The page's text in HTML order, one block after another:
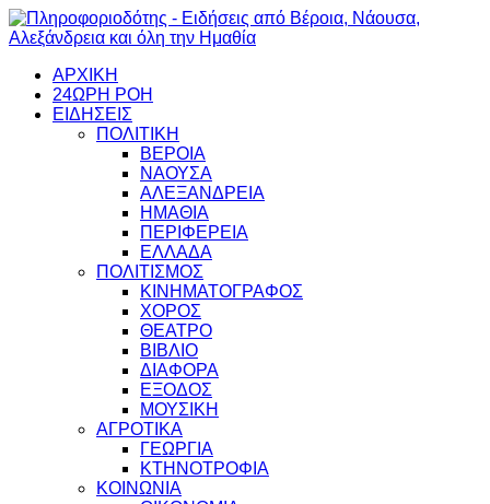
ΑΡΧΙΚΗ
24ΩΡΗ ΡΟΗ
ΕΙΔΗΣΕΙΣ
ΠΟΛΙΤΙΚΗ
ΒΕΡΟΙΑ
ΝΑΟΥΣΑ
ΑΛΕΞΑΝΔΡΕΙΑ
ΗΜΑΘΙΑ
ΠΕΡΙΦΕΡΕΙΑ
ΕΛΛΑΔΑ
ΠΟΛΙΤΙΣΜΟΣ
ΚΙΝΗΜΑΤΟΓΡΑΦΟΣ
ΧΟΡΟΣ
ΘΕΑΤΡΟ
ΒΙΒΛΙΟ
ΔΙΑΦΟΡΑ
ΕΞΟΔΟΣ
ΜΟΥΣΙΚΗ
ΑΓΡΟΤΙΚΑ
ΓΕΩΡΓΙΑ
ΚΤΗΝΟΤΡΟΦΙΑ
ΚΟΙΝΩΝΙΑ